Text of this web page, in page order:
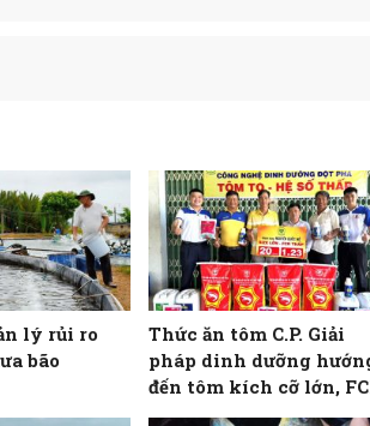
lý rủi ro
bão
Thức ăn tôm C.P. Giải
pháp dinh dưỡng
đến tôm kích cỡ lớn,
thấp